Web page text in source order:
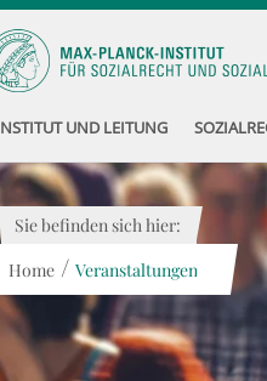
UND LEITUNG
Sie befinden sich hier:
Home / Veranstaltungen